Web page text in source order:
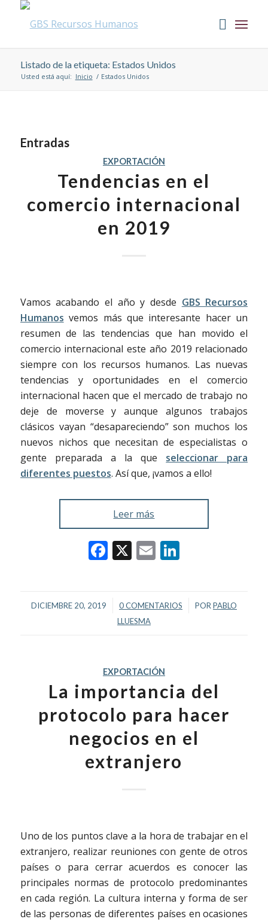
Listado de la etiqueta: Estados Unidos
Usted está aquí: Inicio / Estados Unidos
Entradas
EXPORTACIÓN
Tendencias en el
comercio internacional
en 2019
Vamos acabando el año y desde GBS Recursos
Humanos vemos más que interesante hacer un
resumen de las tendencias que han movido el
comercio internacional este año 2019 relacionado
siempre con los recursos humanos. Las nuevas
tendencias y oportunidades en el comercio
internacional hacen que el mercado de trabajo no
deje de moverse y aunque algunos trabajos
clásicos vayan “desapareciendo” son muchos los
nuevos nichos que necesitan de especialistas o
gente preparada a la que seleccionar para
diferentes puestos. Así que, ¡vamos a ello!
Leer más
Facebook
X EmailLinkedIn
DICIEMBRE 20, 2019
/ 0 COMENTARIOS
/ POR PABLO
LLUESMA
EXPORTACIÓN
La importancia del
protocolo para hacer
negocios en el
extranjero
Uno de los puntos clave a la hora de trabajar en el
extranjero, realizar reuniones con gente de otros
países o para cerrar acuerdos es conocer las
principales normas de protocolo predominantes
en cada región. La cultura interna y forma de ser
de las personas de diferentes países en ocasiones